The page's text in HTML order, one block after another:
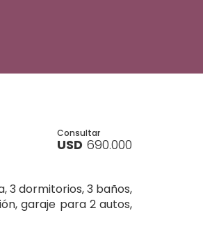
Consultar
USD 690.000
3 dormitorios, 3 baños,
garaje para 2 autos,